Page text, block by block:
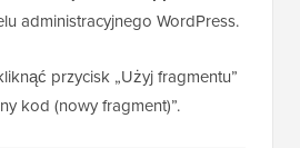
administracyjnego WordPress.
przycisk „Użyj fragmentu”
kod (nowy fragment)”.